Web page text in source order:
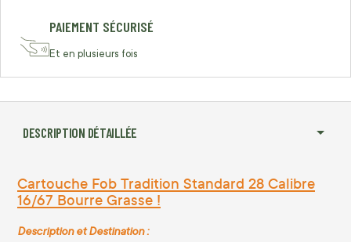
PAIEMENT SÉCURISÉ
Et en plusieurs fois
DESCRIPTION DÉTAILLÉE
Cartouche Fob Tradition Standard 28 Calibre
16/67 Bourre Grasse !
Description et Destination :